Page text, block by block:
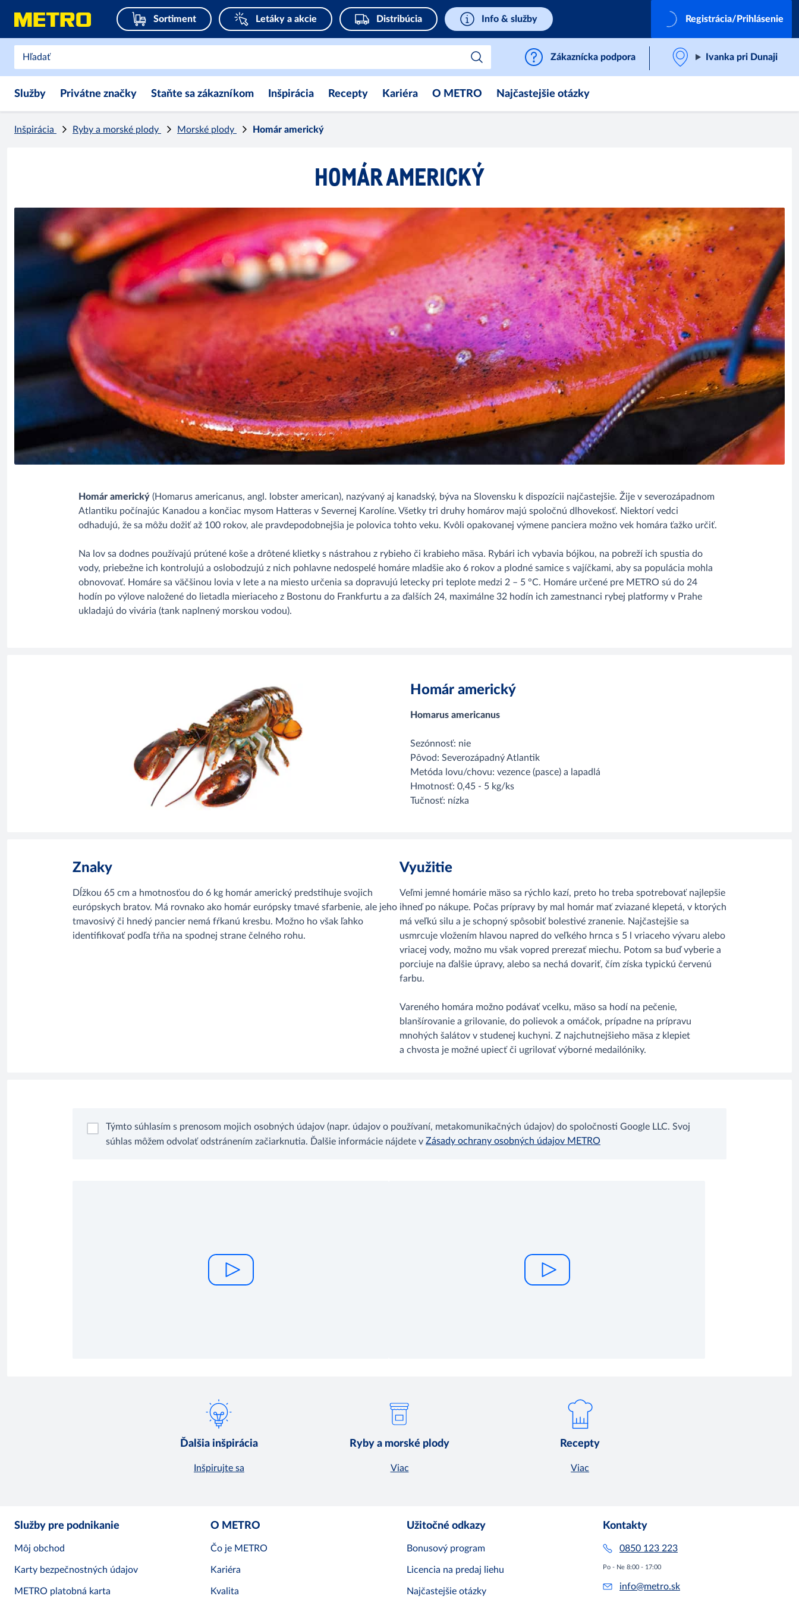
Sortiment Letáky a akcie Distribúcia Info & služby Registrácia/Prihlásenie
Zákaznícka podpora Ivanka pri Dunaji
Služby Privátne značky Staňte sa zákazníkom Inšpirácia Recepty Kariéra O METRO Najčastejšie otázky
Inšpirácia Ryby a morské plody Morské plody Homár americký
HOMÁR AMERICKÝ
Homár americký (Homarus americanus, angl. lobster american), nazývaný aj kanadský, býva na Slovensku k dispozícii najčastejšie. Žije v severozápadnom
Atlantiku počínajúc Kanadou a končiac mysom Hatteras v Severnej Karolíne. Všetky tri druhy homárov majú spoločnú dlhovekosť. Niektorí vedci
odhadujú, že sa môžu dožiť až 100 rokov, ale pravdepodobnejšia je polovica tohto veku. Kvôli opakovanej výmene panciera možno vek homára ťažko určiť.
Na lov sa dodnes používajú prútené koše a drôtené klietky s nástrahou z rybieho či krabieho mäsa. Rybári ich vybavia bójkou, na pobreží ich spustia do
vody, priebežne ich kontrolujú a oslobodzujú z nich pohlavne nedospelé homáre mladšie ako 6 rokov a plodné samice s vajíčkami, aby sa populácia mohla
obnovovať. Homáre sa väčšinou lovia v lete a na miesto určenia sa dopravujú letecky pri teplote medzi 2 – 5 °C. Homáre určené pre METRO sú do 24
hodín po výlove naložené do lietadla mieriaceho z Bostonu do Frankfurtu a za ďalších 24, maximálne 32 hodín ich zamestnanci rybej platformy v Prahe
ukladajú do vivária (tank naplnený morskou vodou).
Homár americký
Homarus americanus
Sezónnosť: nie
Pôvod: Severozápadný Atlantik
Metóda lovu/chovu: vezence (pasce) a lapadlá
Hmotnosť: 0,45 - 5 kg/ks
Tučnosť: nízka
Znaky
Dĺžkou 65 cm a hmotnosťou do 6 kg homár americký predstihuje svojich
európskych bratov. Má rovnako ako homár európsky tmavé sfarbenie, ale jeho
tmavosivý či hnedý pancier nemá fŕkanú kresbu. Možno ho však ľahko
identifikovať podľa tŕňa na spodnej strane čelného rohu.
Využitie
Veľmi jemné homárie mäso sa rýchlo kazí, preto ho treba spotrebovať najlepšie
ihneď po nákupe. Počas prípravy by mal homár mať zviazané klepetá, v ktorých
má veľkú silu a je schopný spôsobiť bolestivé zranenie. Najčastejšie sa
usmrcuje vložením hlavou napred do veľkého hrnca s 5 l vriaceho vývaru alebo
vriacej vody, možno mu však vopred prerezať miechu. Potom sa buď vyberie a
porciuje na ďalšie úpravy, alebo sa nechá dovariť, čím získa typickú červenú
farbu.
Vareného homára možno podávať vcelku, mäso sa hodí na pečenie,
blanšírovanie a grilovanie, do polievok a omáčok, prípadne na prípravu
mnohých šalátov v studenej kuchyni. Z najchutnejšieho mäsa z klepiet
a chvosta je možné upiecť či ugrilovať výborné medailóniky.
Týmto súhlasím s prenosom mojich osobných údajov (napr. údajov o používaní, metakomunikačných údajov) do spoločnosti Google LLC. Svoj
súhlas môžem odvolať odstránením začiarknutia. Ďalšie informácie nájdete v Zásady ochrany osobných údajov METRO
Ďalšia inšpirácia
Inšpirujte sa
Ryby a morské plody
Viac
Recepty
Viac
Služby pre podnikanie
Môj obchod
Karty bezpečnostných údajov
METRO platobná karta
O METRO
Čo je METRO
Kariéra
Kvalita
Užitočné odkazy
Bonusový program
Licencia na predaj liehu
Najčastejšie otázky
Kontakty
0850 123 223
Po - Ne 8:00 - 17:00
info@metro.sk